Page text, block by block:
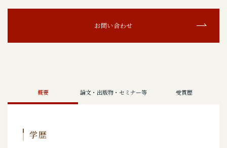
お問い合わせ
概要 論文・出版物・セミナー等 受賞歴
学歴